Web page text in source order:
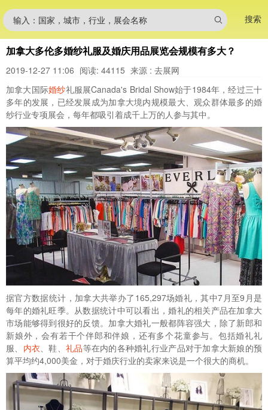
输入：国家，城市，行业，展会名称 搜索
加拿大多伦多婚纱礼服及婚庆用品展览会规模有多大？
2019-12-27 11:06 阅读: 44115 来源 : 去展网
加拿大国际婚纱礼服展Canada's Bridal Show始于1984年，经过三十
多年的发展，已经发展成为加拿大境内规模最大、观众群体最多的婚
纱行业专项展会，每年都吸引着成千上万的人参与其中。
据官方数据统计，加拿大共举办了165,297场婚礼，其中7月至9月是
每年的婚礼旺季。从数据统计中可以看出，婚礼的相关产品在加拿大
市场能够得到很好的反馈。加拿大婚礼一般都阵容强大，除了新郎和
新娘外，会有若干个伴郎和伴娘，还有多个花童参与。包括婚礼礼
服、 内衣、鞋、 礼品等在内的各种婚礼行业产品对于加拿大新娘的预
算平均约4,000美金，对于婚庆行业的卖家来说是一个很大的商机。